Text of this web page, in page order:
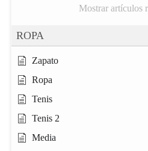
Mostrar artículos
ROPA
Zapato
Ropa
Tenis
Tenis 2
Media